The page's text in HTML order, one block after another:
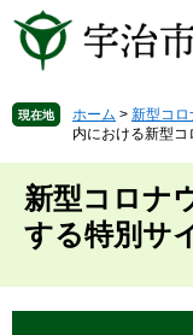
先
で
を
ば
へ
現在地 ホーム > 新型コロ
内における新型
新型コロナ
する特別サ